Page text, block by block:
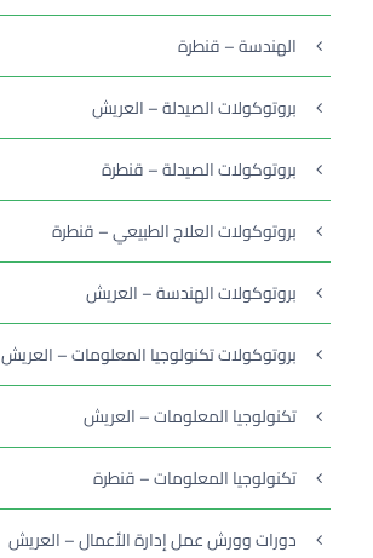
الهندسة – قنطرة
بروتوكولات الصيدلة – العريش
بروتوكولات الصيدلة – قنطرة
بروتوكولات العلاج الطبيعي – قنطرة
بروتوكولات الهندسة – العريش
بروتوكولات تكنولوجيا المعلومات – العريش
تكنولوجيا المعلومات – العريش
تكنولوجيا المعلومات – قنطرة
دورات وورش عمل إدارة الأعمال – العريش